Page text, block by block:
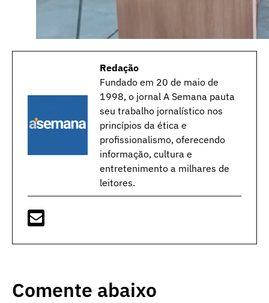
Redação
Fundado em 20 de maio de
1998, o jornal A Semana pauta
seu trabalho jornalístico nos
princípios da ética e
profissionalismo, oferecendo
informação, cultura e
entretenimento a milhares de
leitores.
Comente abaixo